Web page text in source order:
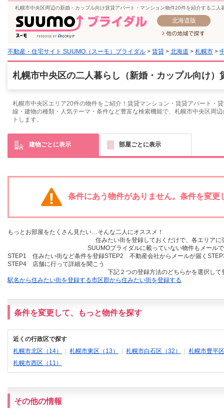
札幌市中央区周辺の新婚・カップル向け賃貸アパート・マンション物件20件を紹介する二人
北海道版
不動産・住宅サイト SUUMO（スーモ）ブライダル > 賃貸 > 北海道 > 札幌市 >
札幌市中央区の二人暮らし（新婚・カップル向け
札幌市中央区エリア20件の物件をご紹介！賃貸マンション・賃貸アパート・
線・建物の種類・人気テーマ・条件など豊富な検索機能で、札幌市中央区周
トします。
建物ごとに表示 部屋ごとに表示
条件にあう物件がありません。条件を変更
もっとお部屋をたくさん見たい…そんな二人にオススメ！
住みたい街を登録しておくだけで、各エリアに
SUUMOブライダルに載っていない物件も メール
STEP1 住みたい街など条件を登録STEP2 不動産会社からメールが届く
STEP4 店舗に行って詳細を聞こう
下記２つの登録方法のどちらかを選択して
駅名から住みたい街を登録する市区郡から住みたい街を登録する
条件を変更して、もっと物件を探す
近くの行政区で探す
札幌市北区（14）
札幌市東区（13） 札幌市白石区（32）
札幌市豊平
札幌市西区（11）
その他の情報